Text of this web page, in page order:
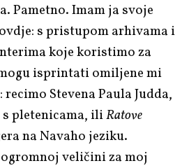
Pametno. Imam ja svoje
s pristupom arhivama i
koje koristimo za
isprintati omiljene mi
Stevena Paula Judda,
pletenicama, iliRatove
na Navaho jeziku.
veličini za moj